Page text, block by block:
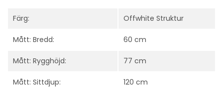
Färg: Offwhite Struktur
Mått: Bredd: 60 cm
Mått: Rygghöjd: 77 cm
Mått: Sittdjup: 120 cm